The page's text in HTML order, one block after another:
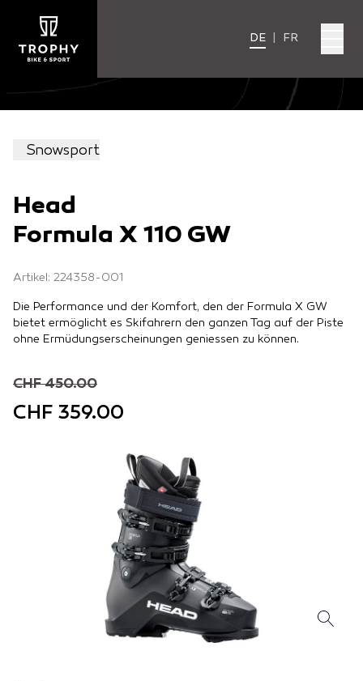
DE FR
Snowsport
Head
Formula X 110 GW
Artikel: 224358-001
Die Performance und der Komfort, den der Formula X GW
bietet ermöglicht es Skifahrern den ganzen Tag auf der Piste
ohne Ermüdungserscheinungen geniessen zu können.
CHF 450.00
CHF 359.00